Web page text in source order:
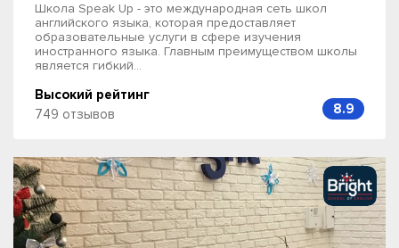
Школа Speak Up - это международная сеть школ
английского языка, которая предоставляет
образовательные услуги в сфере изучения
иностранного языка. Главным преимуществом школы
является гибкий...
Высокий рейтинг
749 отзывов
8.9